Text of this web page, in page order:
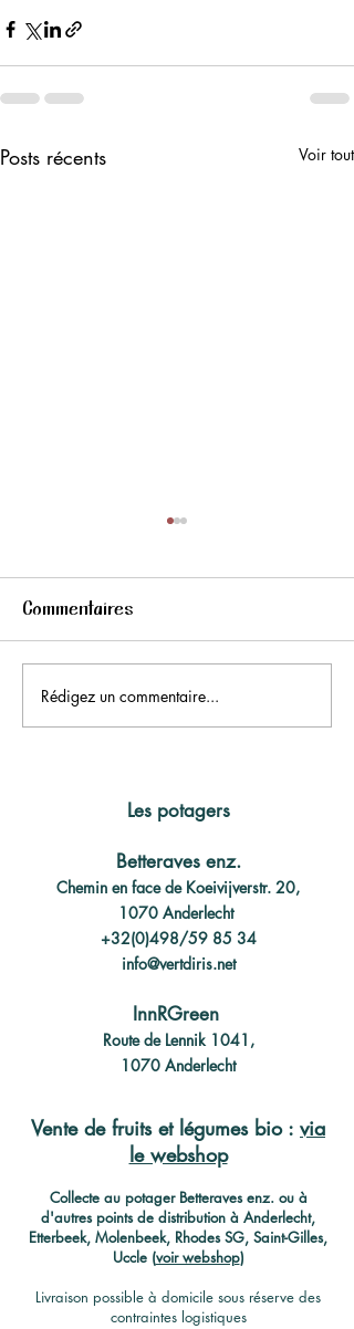
Posts récents Voir tout
Soupe aux courges Blue
Ballet
Commentaires
Rédigez un commentaire...
Les potagers
Betteraves enz.
Chemin en face de Koeivijverstr. 20,
1070 Anderlecht
+32(0)498/59 85 34
info@vertdiris.net
InnRGreen
Route de Lennik 1041,
1070 Anderlecht
Vente de fruits et légumes bio : via
le webshop
Collecte au potager Betteraves enz. ou à
d'autres points de distribution à Anderlecht,
Etterbeek, Molenbeek, Rhodes SG, Saint-Gilles,
Uccle (voir webshop)
Livraison possible à domicile sous réserve des
contraintes logistiques